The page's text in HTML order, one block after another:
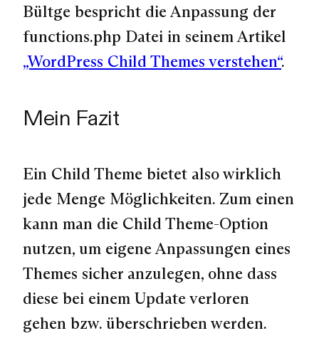
Bültge bespricht die Anpassung der
functions.php Datei in seinem Artikel
„WordPress Child Themes verstehen“.
Mein Fazit
Ein Child Theme bietet also wirklich
jede Menge Möglichkeiten. Zum einen
kann man die Child Theme-Option
nutzen, um eigene Anpassungen eines
Themes sicher anzulegen, ohne dass
diese bei einem Update verloren
gehen bzw. überschrieben werden.